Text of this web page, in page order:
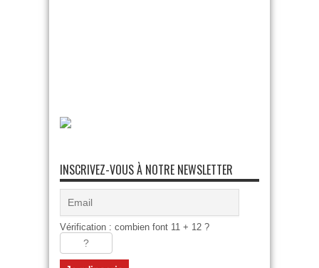
INSCRIVEZ-VOUS À NOTRE NEWSLETTER
Vérification : combien font 11 + 12 ?